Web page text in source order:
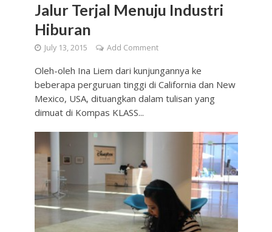
Jalur Terjal Menuju Industri
Hiburan
July 13, 2015 Add Comment
Oleh-oleh Ina Liem dari kunjungannya ke
beberapa perguruan tinggi di California dan New
Mexico, USA, dituangkan dalam tulisan yang
dimuat di Kompas KLASS...